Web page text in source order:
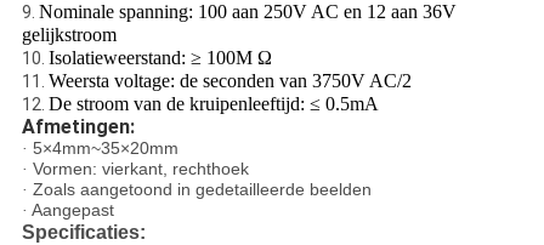
9. Nominale spanning: 100 aan 250V AC en 12 aan 36V
gelijkstroom
10. Isolatieweerstand: ≥ 100M Ω
11. Weersta voltage: de seconden van 3750V AC/2
12. De stroom van de kruipenleeftijd: ≤ 0.5mA
Afmetingen:
· 5×4mm~35×20mm
· Vormen: vierkant, rechthoek
· Zoals aangetoond in gedetailleerde beelden
· Aangepast
Specificaties: